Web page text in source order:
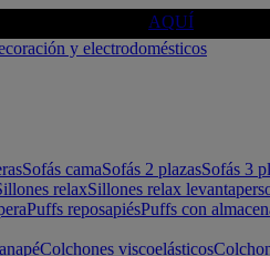
AQUÍ
Sofás camaSofás 2 plazasSofás 3
relaxSillones relax
Puffs reposapiésPuffs con
Colchones viscoelásticos